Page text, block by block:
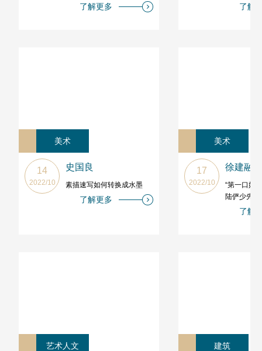
了解更多 了解
美术
14
2022/10
史国良
素描速写如何转换成水墨
了解更多
美术
17
2022/10
徐建融
“第一口奶
陆俨少先
了解
艺术人文 建筑